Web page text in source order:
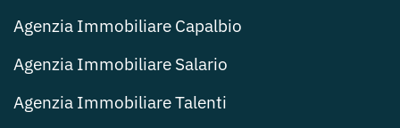
Agenzia Immobiliare Capalbio
Agenzia Immobiliare Salario
Agenzia Immobiliare Talenti